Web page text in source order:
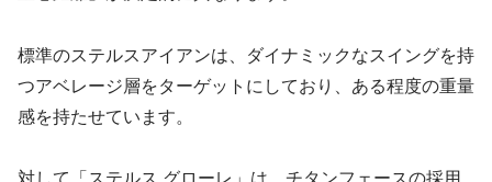
標準のステルスアイアンは、ダイナミックなスイングを持
つアベレージ層をターゲットにしており、ある程度の重量
感を持たせています。